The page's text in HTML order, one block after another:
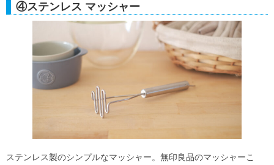
④ステンレス マッシャー
ステンレス製のシンプルなマッシャー。無印良品のマッシャーこ